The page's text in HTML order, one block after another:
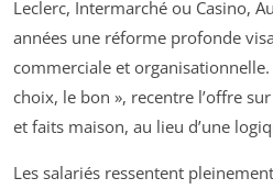
Leclerc, Intermarché ou Casino,
années une réforme profonde
commerciale et
choix, le bon », recentre l’offre
et faits maison, au lieu d’une
Les salariés ressentent